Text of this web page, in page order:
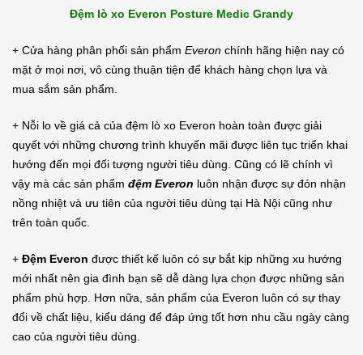
Đệm lò xo Everon Posture Medic Grandy
+ Cửa hàng phân phối sản phẩm Everon chính hãng hiện nay có
mặt ở mọi nơi, vô cùng thuận tiện để khách hàng chọn lựa và
mua sắm sản phẩm.
+ Nỗi lo về giá cả của đệm lò xo Everon hoàn toàn được giải
quyết với những chương trình khuyến mãi được liên tục triển khai
hướng đến mọi đối tượng người tiêu dùng. Cũng có lẽ chính vì
vậy mà các sản phẩm đệm Everon luôn nhận được sự đón nhận
nồng nhiệt và ưu tiên của người tiêu dùng tại Hà Nội cũng như
trên toàn quốc.
+ Đệm Everon được thiết kế luôn có sự bắt kịp những xu hướng
mới nhất nên gia đình bạn sẽ dễ dàng lựa chọn được những sản
phẩm phù hợp. Hơn nữa, sản phẩm của Everon luôn có sự thay
đổi về chất liệu, kiểu dáng để đáp ứng tốt hơn nhu cầu ngày càng
cao của người tiêu dùng.